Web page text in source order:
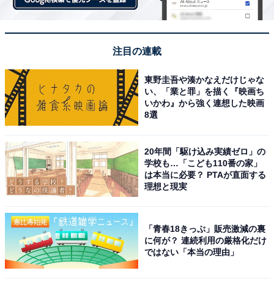
1 3
注目の連載
東野圭吾や湊かなえだけじゃな
い、「業と罪」を描く『映画ち
いかわ』から強く連想した映画
8選
20年間「駆け込み実績ゼロ」の
学校も…「こども110番の家」
は本当に必要？ PTAが直面する
理想と現実
「青春18きっぷ」販売激減の裏
に何が？ 連続利用の厳格化だけ
ではない「本当の理由」